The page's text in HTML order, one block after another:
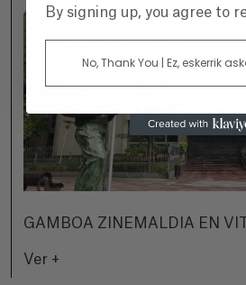
GAMBOA ZINEMALDIA EN
Ver +
By signing up, you agree to
No, Thank You | Ez, eskerrik